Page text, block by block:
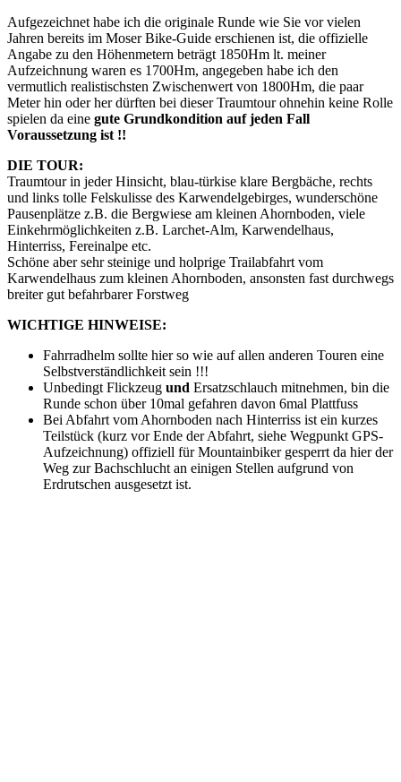
Aufgezeichnet habe ich die originale Runde wie Sie vor vielen
Jahren bereits im Moser Bike-Guide erschienen ist, die offizielle
Angabe zu den Höhenmetern beträgt 1850Hm lt. meiner
Aufzeichnung waren es 1700Hm, angegeben habe ich den
vermutlich realistischsten Zwischenwert von 1800Hm, die paar
Meter hin oder her dürften bei dieser Traumtour ohnehin keine Rolle
spielen da eine gute Grundkondition auf jeden Fall
Voraussetzung ist !!
DIE TOUR:
Traumtour in jeder Hinsicht, blau-türkise klare Bergbäche, rechts
und links tolle Felskulisse des Karwendelgebirges, wunderschöne
Pausenplätze z.B. die Bergwiese am kleinen Ahornboden, viele
Einkehrmöglichkeiten z.B. Larchet-Alm, Karwendelhaus,
Hinterriss, Fereinalpe etc.
Schöne aber sehr steinige und holprige Trailabfahrt vom
Karwendelhaus zum kleinen Ahornboden, ansonsten fast durchwegs
breiter gut befahrbarer Forstweg
WICHTIGE HINWEISE:
Fahrradhelm sollte hier so wie auf allen anderen Touren eine
Selbstverständlichkeit sein !!!
Unbedingt Flickzeug und Ersatzschlauch mitnehmen, bin die
Runde schon über 10mal gefahren davon 6mal Plattfuss
Bei Abfahrt vom Ahornboden nach Hinterriss ist ein kurzes
Teilstück (kurz vor Ende der Abfahrt, siehe Wegpunkt GPS-
Aufzeichnung) offiziell für Mountainbiker gesperrt da hier der
Weg zur Bachschlucht an einigen Stellen aufgrund von
Erdrutschen ausgesetzt ist.